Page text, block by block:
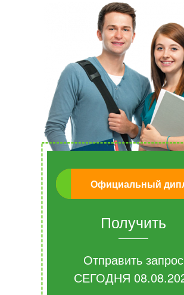
Официальный
Получить
Отправить запрос
СЕГОДНЯ